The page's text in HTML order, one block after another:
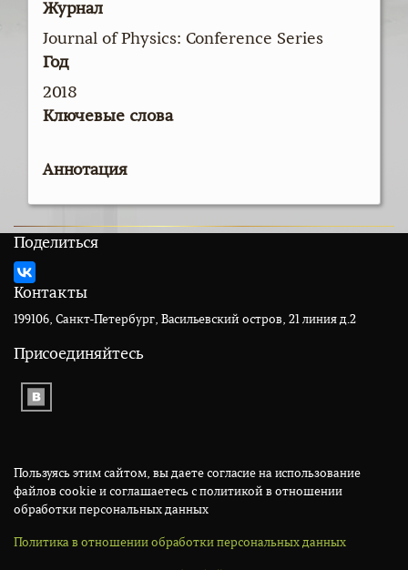
Журнал
Journal of Physics: Conference Series
Год
2018
Ключевые слова
Аннотация
Поделиться
Контакты
199106, Санкт-Петербург, Васильевский остров, 21 линия д.2
Присоединяйтесь
Пользуясь этим сайтом, вы даете согласие на использование
файлов cookie и соглашаетесь с политикой в отношении
обработки персональных данных
Политика в отношении обработки персональных данных